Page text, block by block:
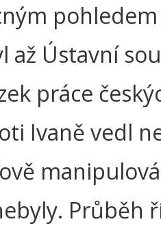
až Ústavní
práce
Ivaně vedl
Průběh